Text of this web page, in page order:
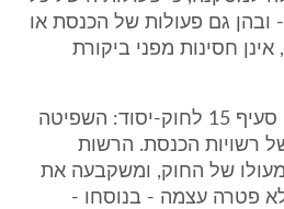
ובהן גם פעולות של הכנסת או
חסינות מפני ביקורת
הביקורת השיפוטית לפי סעיף 15 לחוק-יסוד: השפיטה
רשויות הכנסת. הרשות
של החוק, ומשקבעה את
פטרה עצמה - בנוסחו -